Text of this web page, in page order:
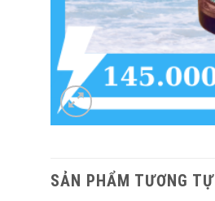
SẢN PHẨM TƯƠNG TỰ